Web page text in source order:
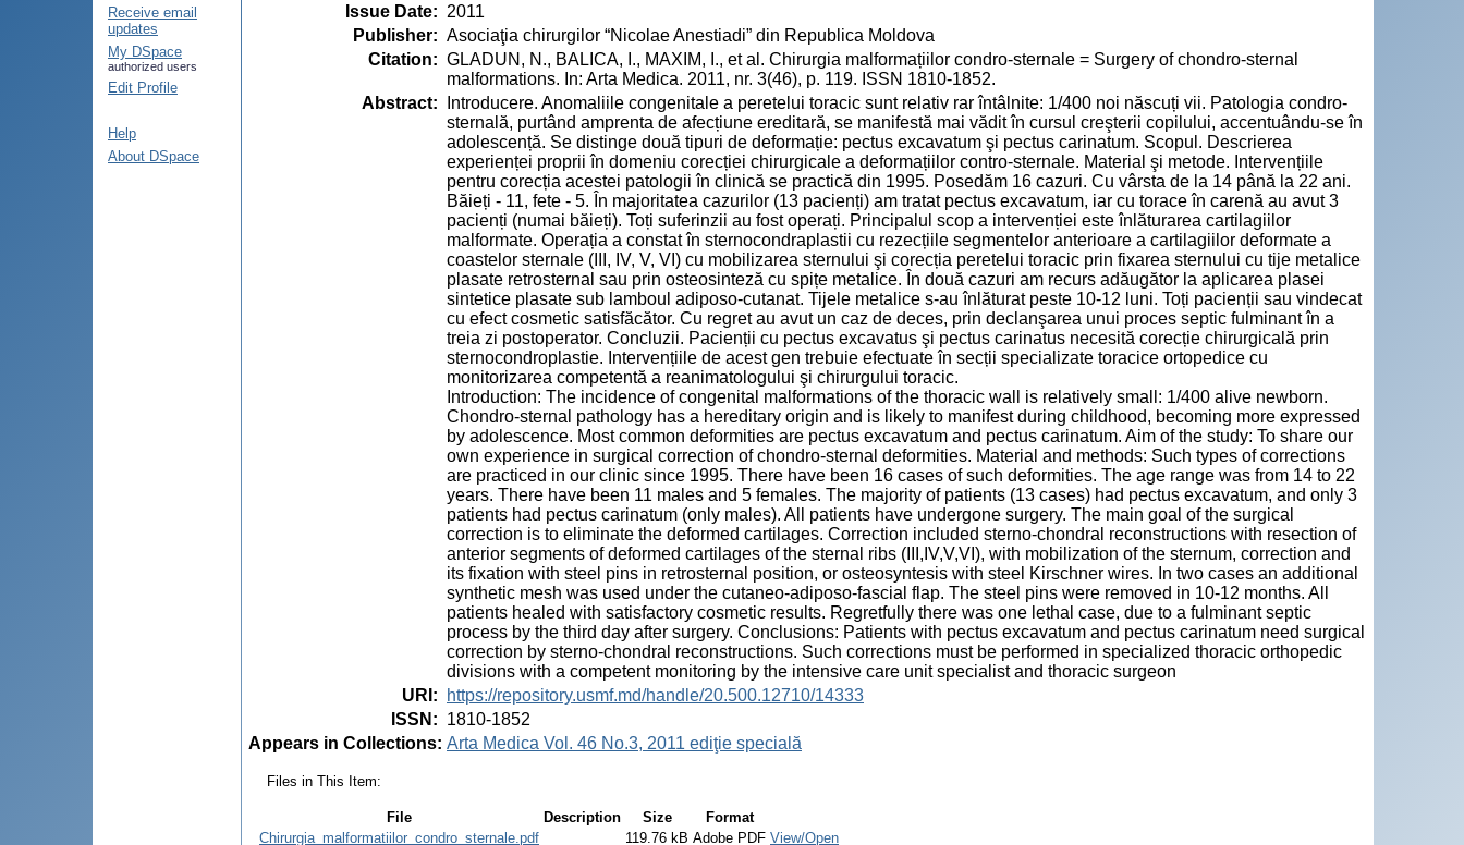
Receive email
updates
My DSpace
authorized users
Edit Profile
Help
About DSpace
Issue Date: 2011
Publisher: Asociaţia chirurgilor “Nicolae Anestiadi” din Republica Moldova
Citation: GLADUN, N., BALICA, I., MAXIM, I., et al. Chirurgia malformațiilor condro-sternale = Surgery of chondro-sternal
malformations. In: Arta Medica. 2011, nr. 3(46), p. 119. ISSN 1810-1852.
Abstract:
Introducere. Anomaliile congenitale a peretelui toracic sunt relativ rar întâlnite: 1/400 noi născuți vii. Patologia condro-
sternală, purtând amprenta de afecțiune ereditară, se manifestă mai vădit în cursul creşterii copilului, accentuându-se în
adolescență. Se distinge două tipuri de deformație: pectus excavatum şi pectus carinatum. Scopul. Descrierea
experienței proprii în domeniu corecției chirurgicale a deformațiilor contro-sternale. Material şi metode. Intervențiile
pentru corecția acestei patologii în clinică se practică din 1995. Posedăm 16 cazuri. Cu vârsta de la 14 până la 22 ani.
Băieți - 11, fete - 5. În majoritatea cazurilor (13 pacienți) am tratat pectus excavatum, iar cu torace în carenă au avut 3
pacienți (numai băieți). Toți suferinzii au fost operați. Principalul scop a intervenției este înlăturarea cartilagiilor
malformate. Operația a constat în sternocondraplastii cu rezecțiile segmentelor anterioare a cartilagiilor deformate a
coastelor sternale (III, IV, V, VI) cu mobilizarea sternului şi corecția peretelui toracic prin fixarea sternului cu tije metalice
plasate retrosternal sau prin osteosinteză cu spițe metalice. În două cazuri am recurs adăugător la aplicarea plasei
sintetice plasate sub lamboul adiposo-cutanat. Tijele metalice s-au înlăturat peste 10-12 luni. Toți pacienții sau vindecat
cu efect cosmetic satisfăcător. Cu regret au avut un caz de deces, prin declanşarea unui proces septic fulminant în a
treia zi postoperator. Concluzii. Pacienții cu pectus excavatus şi pectus carinatus necesită corecție chirurgicală prin
sternocondroplastie. Intervențiile de acest gen trebuie efectuate în secții specializate toracice ortopedice cu
monitorizarea competentă a reanimatologului şi chirurgului toracic.
Introduction: The incidence of congenital malformations of the thoracic wall is relatively small: 1/400 alive newborn.
Chondro-sternal pathology has a hereditary origin and is likely to manifest during childhood, becoming more expressed
by adolescence. Most common deformities are pectus excavatum and pectus carinatum. Aim of the study: To share our
own experience in surgical correction of chondro-sternal deformities. Material and methods: Such types of corrections
are practiced in our clinic since 1995. There have been 16 cases of such deformities. The age range was from 14 to 22
years. There have been 11 males and 5 females. The majority of patients (13 cases) had pectus excavatum, and only 3
patients had pectus carinatum (only males). All patients have undergone surgery. The main goal of the surgical
correction is to eliminate the deformed cartilages. Correction included sterno-chondral reconstructions with resection of
anterior segments of deformed cartilages of the sternal ribs (III,IV,V,VI), with mobilization of the sternum, correction and
its fixation with steel pins in retrosternal position, or osteosyntesis with steel Kirschner wires. In two cases an additional
synthetic mesh was used under the cutaneo-adiposo-fascial flap. The steel pins were removed in 10-12 months. All
patients healed with satisfactory cosmetic results. Regretfully there was one lethal case, due to a fulminant septic
process by the third day after surgery. Conclusions: Patients with pectus excavatum and pectus carinatum need surgical
correction by sterno-chondral reconstructions. Such corrections must be performed in specialized thoracic orthopedic
divisions with a competent monitoring by the intensive care unit specialist and thoracic surgeon
URI :
https://repository.usmf.md/handle/20.500.12710/14333
ISSN : 1810-1852
Appears in Collections: Arta Medica Vol. 46 No.3, 2011 ediţie specială
Files in This Item:
File Description Size
Format
Chirurgia_malformatiilor_condro_sternale.pdf
119.76 kB Adobe PDF View/Open